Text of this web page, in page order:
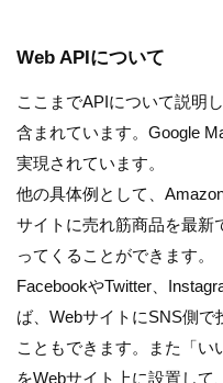
Web APIについて
ここまでAPIについて説明
含まれています。Google
実現されています。
他の具体例として、
サイトに売れ筋商品を最新
ってくることができます。
FacebookやTwitter、
ば、WebサイトにSNS側で
こともできます。また「い
をWebサイト上に設置して